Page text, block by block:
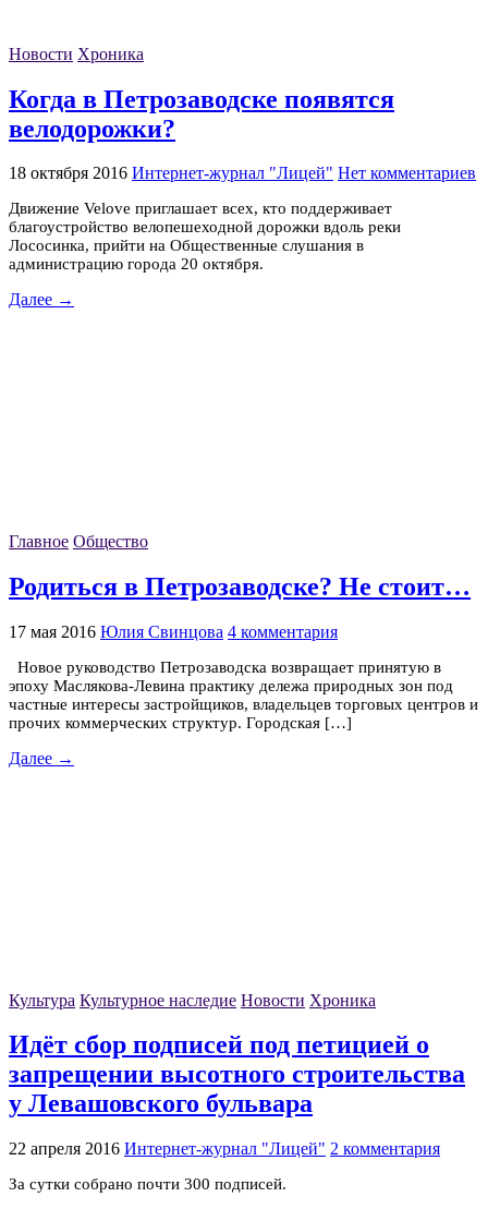
Новости Хроника
Когда в Петрозаводске появятся
велодорожки?
18 октября 2016 Интернет-журнал "Лицей" Нет комментариев
Движение Velove приглашает всех, кто поддерживает
благоустройство велопешеходной дорожки вдоль реки
Лососинка, прийти на Общественные слушания в
администрацию города 20 октября.
Далее →
Главное Общество
Родиться в Петрозаводске? Не стоит…
17 мая 2016 Юлия Свинцова 4 комментария
Новое руководство Петрозаводска возвращает принятую в
эпоху Маслякова-Левина практику дележа природных зон под
частные интересы застройщиков, владельцев торговых центров и
прочих коммерческих структур. Городская […]
Далее →
Культура Культурное наследие Новости Хроника
Идёт сбор подписей под петицией о
запрещении высотного строительства
у Левашовского бульвара
22 апреля 2016 Интернет-журнал "Лицей" 2 комментария
За сутки собрано почти 300 подписей.